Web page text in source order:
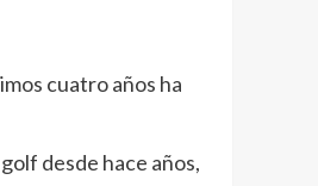
cuatro años ha
desde hace años,